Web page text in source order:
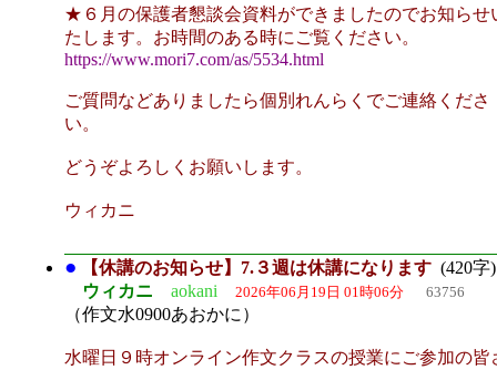
★６月の保護者懇談会資料ができましたのでお知らせ
たします。お時間のある時にご覧ください。
https://www.mori7.com/as/5534.html
ご質問などありましたら個別れんらくでご連絡くださ
い。
どうぞよろしくお願いします。
ウィカニ
● 【休講のお知らせ】7.３週は休講になります (420字)
ウィカニ
aokani 2026年06月19日 01時06分 63756
（作文水0900あおかに）
水曜日９時オンライン作文クラスの授業にご参加の皆